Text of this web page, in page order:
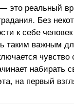
это реальный
Без
к себе
таким важным
чувство
набирать
на первый